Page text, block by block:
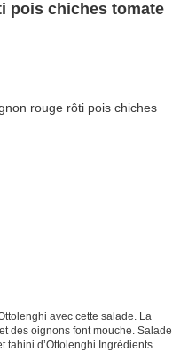
pois chiches tomate
avec cette salade. La
des oignons font mouche. Salade
tahini d’Ottolenghi Ingrédients